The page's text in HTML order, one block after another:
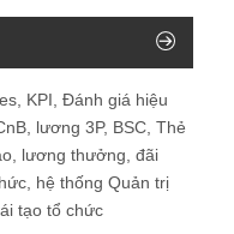
KPI, Đánh giá hiệu
lương 3P, BSC, Thẻ
lương thưởng, đãi
hệ thống Quản trị
tạo tổ chức